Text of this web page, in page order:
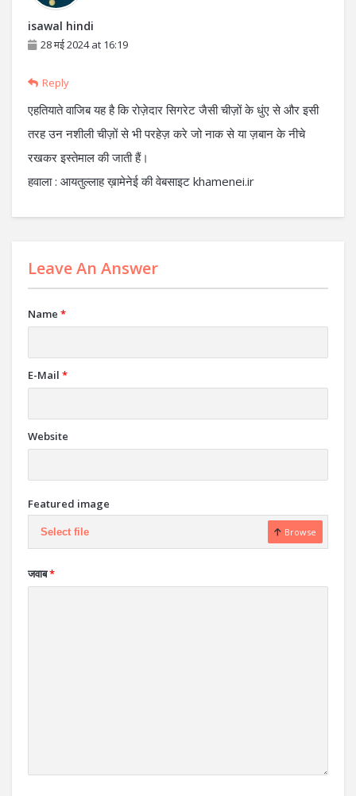
isawal hindi
28 मई 2024 at 16:19
Reply
एहतियाते वाजिब यह है कि रोज़ेदार सिगरेट जैसी चीज़ों के धुंए से और इसी
तरह उन नशीली चीज़ों से भी परहेज़ करे जो नाक से या ज़बान के नीचे
रखकर इस्तेमाल की जाती हैं।
हवाला : आयतुल्लाह ख़ामेनेई की वेबसाइट khamenei.ir
Leave An Answer
Name *
E-Mail *
Website
Featured image
Select file Browse
जवाब*